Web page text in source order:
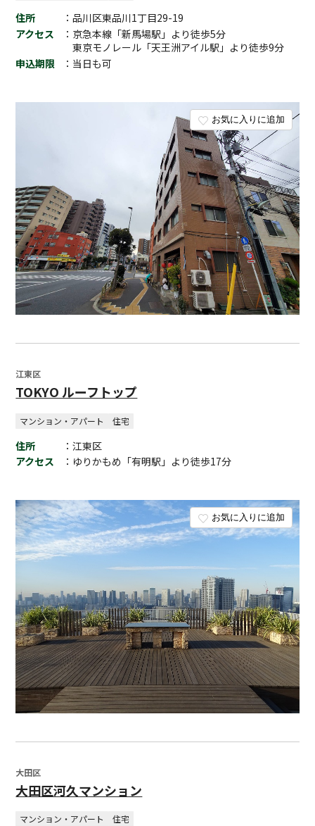
お気に入りに追加
住所
：品川区東品川1丁目29-19
アクセス
：京急本線「新馬場駅」より徒歩5分
東京モノレール「天王洲アイル駅」より徒歩9分
申込期限
：当日も可
お気に入りに追加
江東区
TOKYO ルーフトップ
マンション・アパート 住宅
住所
：江東区
アクセス
：ゆりかもめ「有明駅」より徒歩17分
大田区
大田区河久マンション
マンション・アパート 住宅